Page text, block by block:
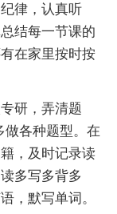
律，认真听
结每一节课的
在家里按时按
研，弄清题
做各种题型。在
，及时记录读
多写多背多
，默写单词。